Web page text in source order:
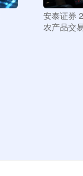
安泰证券
农产品交